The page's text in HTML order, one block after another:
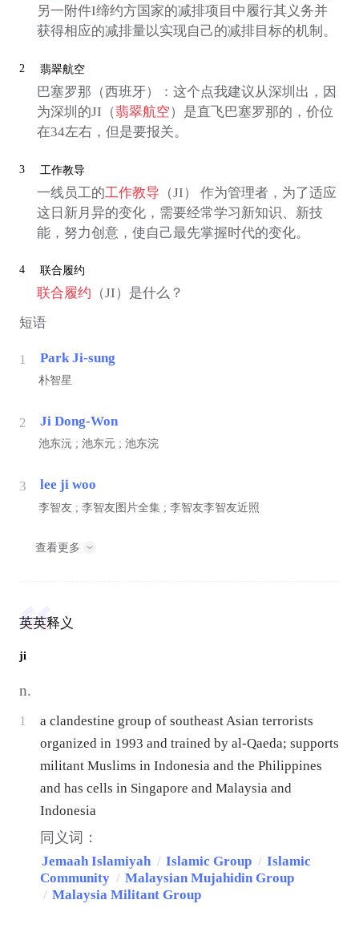
另一附件I缔约方国家的减排项目中履行其义务并
获得相应的减排量以实现自己的减排目标的机制。
2 翡翠航空
巴塞罗那（西班牙）：这个点我建议从深圳出，因
为深圳的JI（翡翠航空）是直飞巴塞罗那的，价位
在34左右，但是要报关。
3 工作教导
一线员工的工作教导 （JI） 作为管理者，为了适应
这日新月异的变化，需要经常学习新知识、新技
能，努力创意，使自己最先掌握时代的变化。
4 联合履约
联合履约 （JI）是什么？
短语
1 Park Ji-sung
朴智星
2 Ji Dong-Won
池东沅 ; 池东元 ; 池东浣
3 lee ji woo
李智友 ; 李智友图片全集 ; 李智友李智友近照
查看更多
英英释义
ji
n.
1
a clandestine group of southeast Asian terrorists
organized in 1993 and trained by al-Qaeda; supports
militant Muslims in Indonesia and the Philippines
and has cells in Singapore and Malaysia and
Indonesia
同义词：
Jemaah Islamiyah / Islamic Group / Islamic
Community / Malaysian Mujahidin Group
/ Malaysia Militant Group